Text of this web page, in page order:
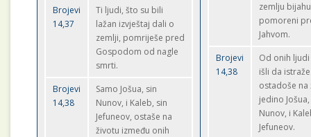
Brojevi
14,37
Ti ljudi, što su bili
lažan izvještaj dali o
zemlji, pomriješe pred
Gospodom od nagle
smrti.
Brojevi
14,38
Samo Jošua, sin
Nunov, i Kaleb, sin
Jefuneov, ostaše na
životu između onih
zemlju bijahu
pomoreni
Jahvom.
Brojevi
14,38
Od onih
išli da
ostadoše na
jedino
Nunov, i
Jefuneov.